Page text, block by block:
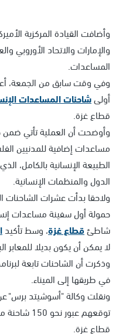
وأضافت القيادة المركزية
والإمارات والاتحاد الأوروبي
المساعدات.
وفي وقت سابق من الجمعة،
أولىشاحنات المساعدات
قطاع غزة.
وأوضحت أن العملية تأتي
مساعدات إضافية للمدنيين
الطبيعة الإنسانية بالكامل،
الدول والمنظمات الإنسانية.
ولاحقا بدأت عشرات الشاحنات
حمولة أول سفينة مساعدات
شاطئقطاع غزة، وسط تأكيد
لا يمكن أن يكون بديلا للمعابر
وذكرت أن الشاحنات تابعة
في طريقها إلى الميناء.
ونقلت وكالة "أسوشيتد برس"
توقعهم
قطاع غزة.